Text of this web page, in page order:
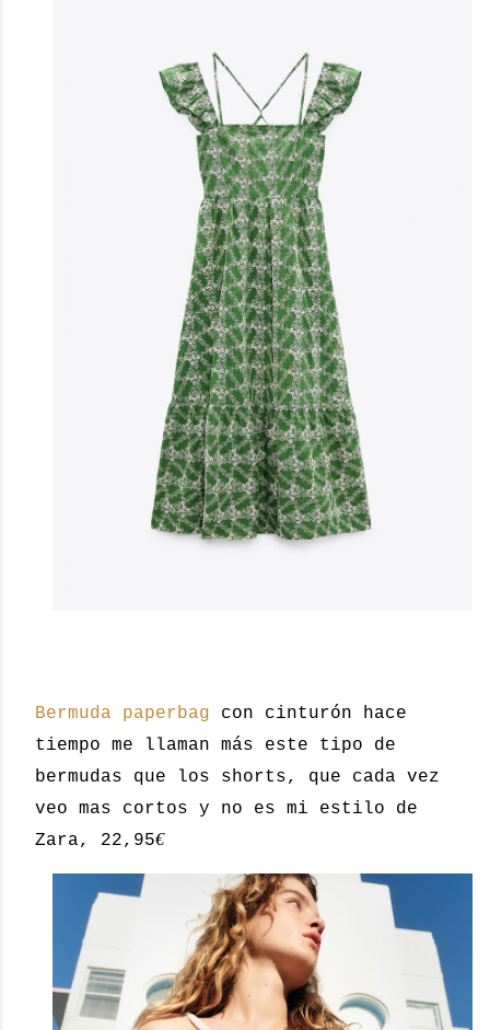
Bermuda paperbag con cinturón hace
tiempo me llaman más este tipo de
bermudas que los shorts, que cada vez
veo mas cortos y no es mi estilo de
Zara, 22,95€